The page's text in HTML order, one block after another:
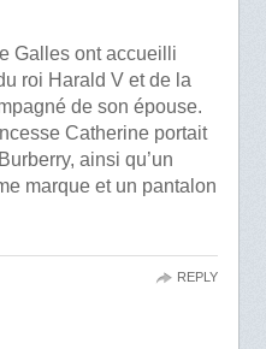
Galles ont accueilli
roi Harald V et de la
de son épouse.
Catherine portait
ainsi qu’un
marque et un pantalon
REPLY